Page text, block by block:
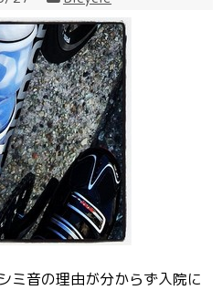
ミ音の理由が分からず入院に